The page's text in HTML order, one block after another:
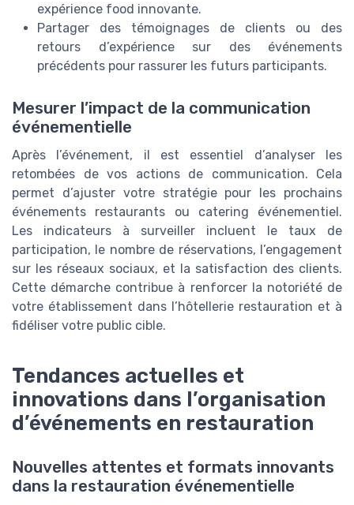
expérience food innovante.
Partager des témoignages de clients ou des
retours d’expérience sur des événements
précédents pour rassurer les futurs participants.
Mesurer l’impact de la communication
événementielle
Après l’événement, il est essentiel d’analyser les
retombées de vos actions de communication. Cela
permet d’ajuster votre stratégie pour les prochains
événements restaurants ou catering événementiel.
Les indicateurs à surveiller incluent le taux de
participation, le nombre de réservations, l’engagement
sur les réseaux sociaux, et la satisfaction des clients.
Cette démarche contribue à renforcer la notoriété de
votre établissement dans l’hôtellerie restauration et à
fidéliser votre public cible.
Tendances actuelles et
innovations dans l’organisation
d’événements en restauration
Nouvelles attentes et formats innovants
dans la restauration événementielle